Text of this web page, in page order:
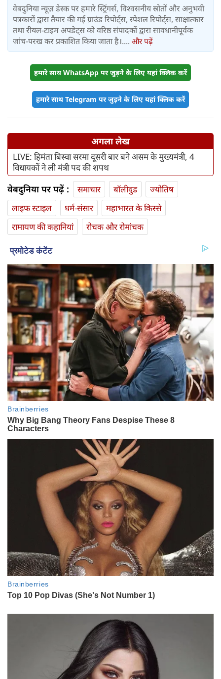
वेबदुनिया न्यूज़ डेस्क पर हमारे स्ट्रिंगर्स, विश्वसनीय स्रोतों और अनुभवी
पत्रकारों द्वारा तैयार की गई ग्राउंड रिपोर्ट्स, स्पेशल रिपोर्ट्स, साक्षात्कार
तथा रीयल-टाइम अपडेट्स को वरिष्ठ संपादकों द्वारा सावधानीपूर्वक
जांच-परख कर प्रकाशित किया जाता है।.... और पढ़ें
हमारे साथ WhatsApp पर जुड़ने के लिए यहां क्लिक करें
हमारे साथ Telegram पर जुड़ने के लिए यहां क्लिक करें
अगला लेख
LIVE: हिमंता बिस्वा सरमा दूसरी बार बने असम के मुख्‍यमंत्री, 4
विधायकों ने ली मंत्री पद की शपथ
वेबदुनिया पर पढ़ें : समाचार बॉलीवुड
ज्योतिष
लाइफ स्‍टाइल
धर्म-संसार
महाभारत के किस्से
रामायण की कहानियां
रोचक और रोमांचक